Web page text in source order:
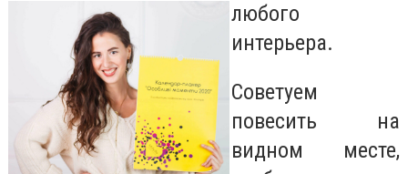
любого
интерьера.
Советуем
повесить на
видном месте,